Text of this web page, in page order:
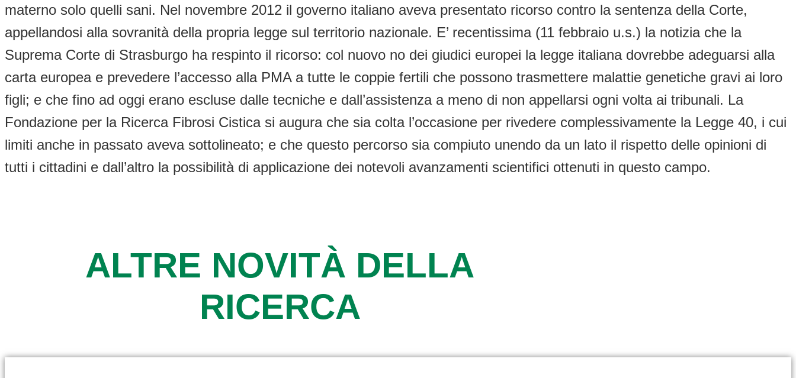
materno solo quelli sani. Nel novembre 2012 il governo italiano aveva presentato ricorso contro la sentenza della Corte,
appellandosi alla sovranità della propria legge sul territorio nazionale. E’ recentissima (11 febbraio u.s.) la notizia che la
Suprema Corte di Strasburgo ha respinto il ricorso: col nuovo no dei giudici europei la legge italiana dovrebbe adeguarsi alla
carta europea e prevedere l’accesso alla PMA a tutte le coppie fertili che possono trasmettere malattie genetiche gravi ai loro
figli; e che fino ad oggi erano escluse dalle tecniche e dall’assistenza a meno di non appellarsi ogni volta ai tribunali. La
Fondazione per la Ricerca Fibrosi Cistica si augura che sia colta l’occasione per rivedere complessivamente la Legge 40, i cui
limiti anche in passato aveva sottolineato; e che questo percorso sia compiuto unendo da un lato il rispetto delle opinioni di
tutti i cittadini e dall’altro la possibilità di applicazione dei notevoli avanzamenti scientifici ottenuti in questo campo.
ALTRE NOVITÀ DELLA
RICERCA